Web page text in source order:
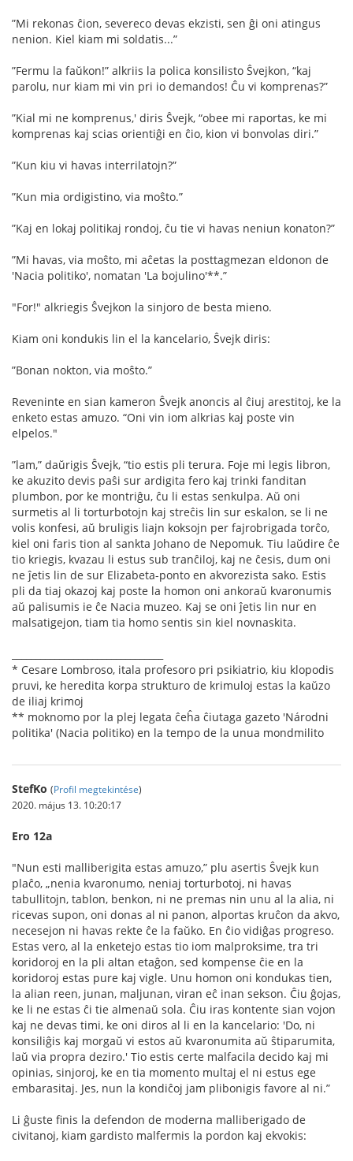
”Mi rekonas ĉion, severeco devas ekzisti, sen ĝi oni atingus
nenion. Kiel kiam mi soldatis...”
”Fermu la faŭkon!” alkriis la polica konsilisto Ŝvejkon, “kaj
parolu, nur kiam mi vin pri io demandos! Ĉu vi komprenas?”
”Kial mi ne komprenus,' diris Ŝvejk, “obee mi raportas, ke mi
komprenas kaj scias orientiĝi en ĉio, kion vi bonvolas diri.”
”Kun kiu vi havas interrilatojn?”
”Kun mia ordigistino, via moŝto.”
”Kaj en lokaj politikaj rondoj, ĉu tie vi havas neniun konaton?”
”Mi havas, via moŝto, mi aĉetas la posttagmezan eldonon de
'Nacia politiko', nomatan 'La bojulino'**.”
"For!" alkriegis Ŝvejkon la sinjoro de besta mieno.
Kiam oni kondukis lin el la kancelario, Ŝvejk diris:
”Bonan nokton, via moŝto.”
Reveninte en sian kameron Ŝvejk anoncis al ĉiuj arestitoj, ke la
enketo estas amuzo. “Oni vin iom alkrias kaj poste vin
elpelos."
”lam,” daŭrigis Ŝvejk, “tio estis pli terura. Foje mi legis libron,
ke akuzito devis paŝi sur ardigita fero kaj trinki fanditan
plumbon, por ke montriĝu, ĉu li estas senkulpa. Aŭ oni
surmetis al li torturbotojn kaj streĉis lin sur eskalon, se li ne
volis konfesi, aŭ bruligis liajn koksojn per fajrobrigada torĉo,
kiel oni faris tion al sankta Johano de Nepomuk. Tiu laŭdire ĉe
tio kriegis, kvazau li estus sub tranĉiloj, kaj ne ĉesis, dum oni
ne ĵetis lin de sur Elizabeta-ponto en akvorezista sako. Estis
pli da tiaj okazoj kaj poste la homon oni ankoraŭ kvaronumis
aŭ palisumis ie ĉe Nacia muzeo. Kaj se oni ĵetis lin nur en
malsatigejon, tiam tia homo sentis sin kiel novnaskita.
* Cesare Lombroso, itala profesoro pri psikiatrio, kiu klopodis
pruvi, ke heredita korpa strukturo de krimuloj estas la kaŭzo
de iliaj krimoj
** moknomo por la plej legata ĉeĥa ĉiutaga gazeto 'Národni
politika' (Nacia politiko) en la tempo de la unua mondmilito
StefKo (Profil megtekintése)
2020. május 13. 10:20:17
Ero 12a
"Nun esti malliberigita estas amuzo,” plu asertis Ŝvejk kun
plaĉo, „nenia kvaronumo, neniaj torturbotoj, ni havas
tabullitojn, tablon, benkon, ni ne premas nin unu al la alia, ni
ricevas supon, oni donas al ni panon, alportas kruĉon da akvo,
necesejon ni havas rekte ĉe la faŭko. En ĉio vidiĝas progreso.
Estas vero, al la enketejo estas tio iom malproksime, tra tri
koridoroj en la pli altan etaĝon, sed kompense ĉie en la
koridoroj estas pure kaj vigle. Unu homon oni kondukas tien,
la alian reen, junan, maljunan, viran eĉ inan sekson. Ĉiu ĝojas,
ke li ne estas ĉi tie almenaŭ sola. Ĉiu iras kontente sian vojon
kaj ne devas timi, ke oni diros al li en la kancelario: 'Do, ni
konsiliĝis kaj morgaŭ vi estos aŭ kvaronumita aŭ ŝtiparumita,
laŭ via propra deziro.' Tio estis certe malfacila decido kaj mi
opinias, sinjoroj, ke en tia momento multaj el ni estus ege
embarasitaj. Jes, nun la kondiĉoj jam plibonigis favore al ni.”
Li ĝuste ﬁnis la defendon de moderna malliberigado de
civitanoj, kiam gardisto malfermis la pordon kaj ekvokis: